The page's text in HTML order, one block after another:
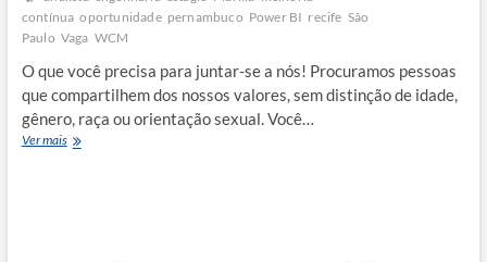
contínua oportunidade pernambuco Power BI recife São
Paulo Vaga WCM
O que você precisa para juntar-se a nós! Procuramos pessoas
que compartilhem dos nossos valores, sem distinção de idade,
gênero, raça ou orientação sexual. Você…
Ver maisEstágio